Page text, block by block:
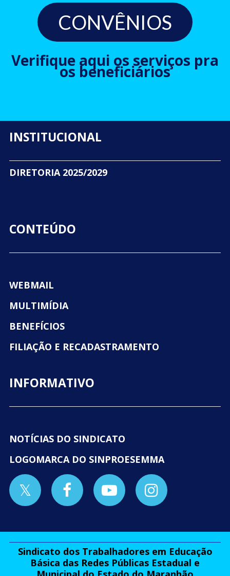
CONVÊNIOS
Verifique aqui os serviços pra
os beneficiários
INSTITUCIONAL
DIRETORIA 2025/2029
CONTEÚDO
WEBMAIL
MULTIMÍDIA
BENEFÍCIOS
FILIAÇÃO E RECADASTRAMENTO
INFORMATIVO
NOTÍCIAS DO SINDICATO
LOGOMARCA DO SINPROESEMMA
Sindicato dos Trabalhadores em Educação
Básica das Redes Públicas Estadual e